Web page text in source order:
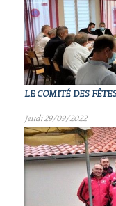
LE COMITÉ DES
Jeudi 29/09/2022